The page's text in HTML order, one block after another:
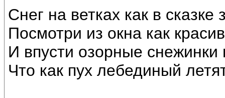
Снег на ветках как в
Посмотри из окна как
И впусти озорные снежинки
Что как пух лебединый